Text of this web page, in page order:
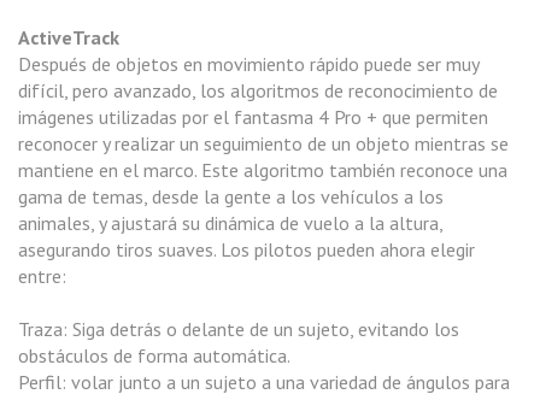
ActiveTrack
Después de objetos en movimiento rápido puede ser muy
difícil, pero avanzado, los algoritmos de reconocimiento de
imágenes utilizadas por el fantasma 4 Pro + que permiten
reconocer y realizar un seguimiento de un objeto mientras se
mantiene en el marco. Este algoritmo también reconoce una
gama de temas, desde la gente a los vehículos a los
animales, y ajustará su dinámica de vuelo a la altura,
asegurando tiros suaves. Los pilotos pueden ahora elegir
entre:
Traza: Siga detrás o delante de un sujeto, evitando los
obstáculos de forma automática.
Perfil: volar junto a un sujeto a una variedad de ángulos para